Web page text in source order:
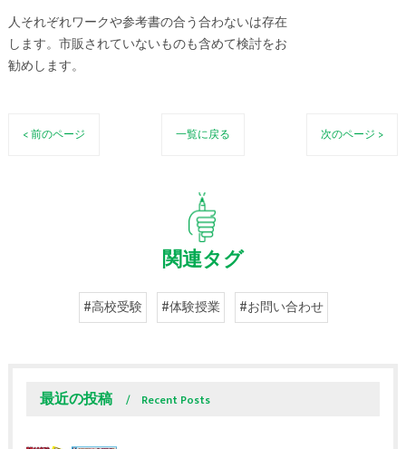
人それぞれワークや参考書の合う合わないは存在
します。市販されていないものも含めて検討をお
勧めします。
< 前のページ 一覧に戻る 次のページ >
関連タグ
#高校受験 #体験授業 #お問い合わせ
最近の投稿 Recent Posts